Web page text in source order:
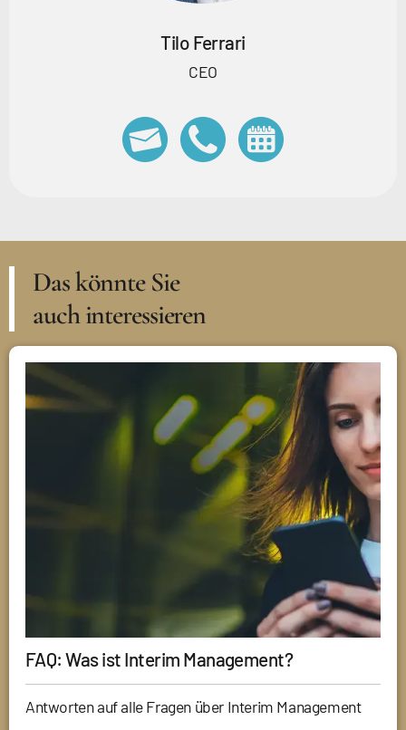
Tilo Ferrari
CEO
Das könnte Sie
auch interessieren
FAQ: Was ist Interim Management?
Antworten auf alle Fragen über Interim Management